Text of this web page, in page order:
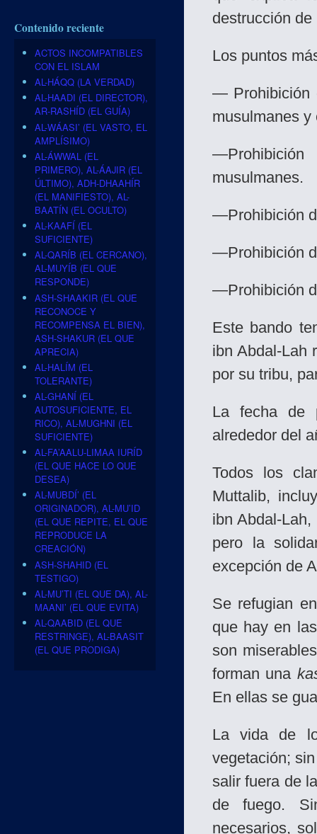
destrucción
Los puntos
— Prohibición
musulmanes
musulmanes.
—Prohibición
—Prohibición
—Prohibición
Este bando
ibn Abdal-Lah
por su tribu,
La fecha de
alrededor del
Todos los
Muttalib,
ibn Abdal-
pero la
excepción de
Se refugian
que hay en
son
forman una
En ellas se
La vida de
vegetación;
salir fuera de
de fuego.
necesarios,
Contenido reciente
ACTOS INCOMPATIBLES
CON EL ISLAM
AL-HÁQQ (LA VERDAD)
AL-HAADI (EL DIRECTOR),
AR-RASHÍD (EL GUÍA)
AL-WÁASI’ (EL VASTO, EL
AMPLÍSIMO)
AL-ÁWWAL (EL
PRIMERO), AL-ÁAJIR (EL
ÚLTIMO), ADH-DHAAHÍR
(EL MANIFIESTO), AL-
BAATÍN (EL OCULTO)
AL-KAAFÍ (EL
SUFICIENTE)
AL-QARÍB (EL CERCANO),
AL-MUYÍB (EL QUE
RESPONDE)
ASH-SHAAKIR (EL QUE
RECONOCE Y
RECOMPENSA EL BIEN),
ASH-SHAKUR (EL QUE
APRECIA)
AL-HALÍM (EL
TOLERANTE)
AL-GHANÍ (EL
AUTOSUFICIENTE, EL
RICO), AL-MUGHNI (EL
SUFICIENTE)
AL-FA’AALU-LIMAA IURÍD
(EL QUE HACE LO QUE
DESEA)
AL-MUBDÍ’ (EL
ORIGINADOR), AL-MU’ID
(EL QUE REPITE, EL QUE
REPRODUCE LA
CREACIÓN)
ASH-SHAHID (EL
TESTIGO)
AL-MU’TI (EL QUE DA), AL-
MAANI’ (EL QUE EVITA)
AL-QAABID (EL QUE
RESTRINGE), AL-BAASIT
(EL QUE PRODIGA)